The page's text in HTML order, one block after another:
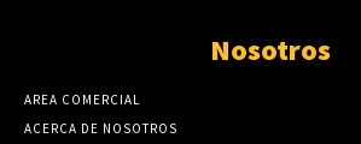
Nosotros
AREA COMERCIAL
ACERCA DE NOSOTROS